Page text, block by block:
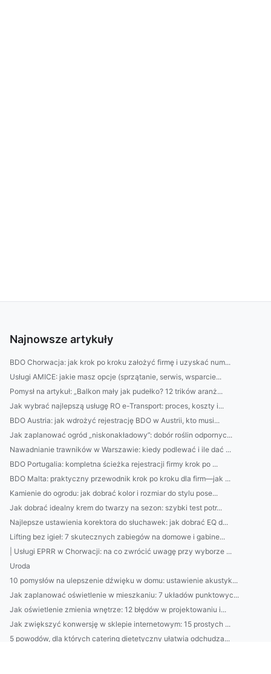
Najnowsze artykuły
BDO Chorwacja: jak krok po kroku założyć firmę i uzyskać num...
Usługi AMICE: jakie masz opcje (sprzątanie, serwis, wsparcie...
Pomysł na artykuł: „Balkon mały jak pudełko? 12 trików aranż...
Jak wybrać najlepszą usługę RO e-Transport: proces, koszty i...
BDO Austria: jak wdrożyć rejestrację BDO w Austrii, kto musi...
Jak zaplanować ogród „niskonakładowy”: dobór roślin odpornyc...
Nawadnianie trawników w Warszawie: kiedy podlewać i ile dać ...
BDO Portugalia: kompletna ścieżka rejestracji firmy krok po ...
BDO Malta: praktyczny przewodnik krok po kroku dla firm—jak ...
Kamienie do ogrodu: jak dobrać kolor i rozmiar do stylu pose...
Jak dobrać idealny krem do twarzy na sezon: szybki test potr...
Najlepsze ustawienia korektora do słuchawek: jak dobrać EQ d...
Lifting bez igieł: 7 skutecznych zabiegów na domowe i gabine...
| Usługi EPRR w Chorwacji: na co zwrócić uwagę przy wyborze ...
Uroda
10 pomysłów na ulepszenie dźwięku w domu: ustawienie akustyk...
Jak zaplanować oświetlenie w mieszkaniu: 7 układów punktowyc...
Jak oświetlenie zmienia wnętrze: 12 błędów w projektowaniu i...
Jak zwiększyć konwersję w sklepie internetowym: 15 prostych ...
5 powodów, dla których catering dietetyczny ułatwia odchudza...